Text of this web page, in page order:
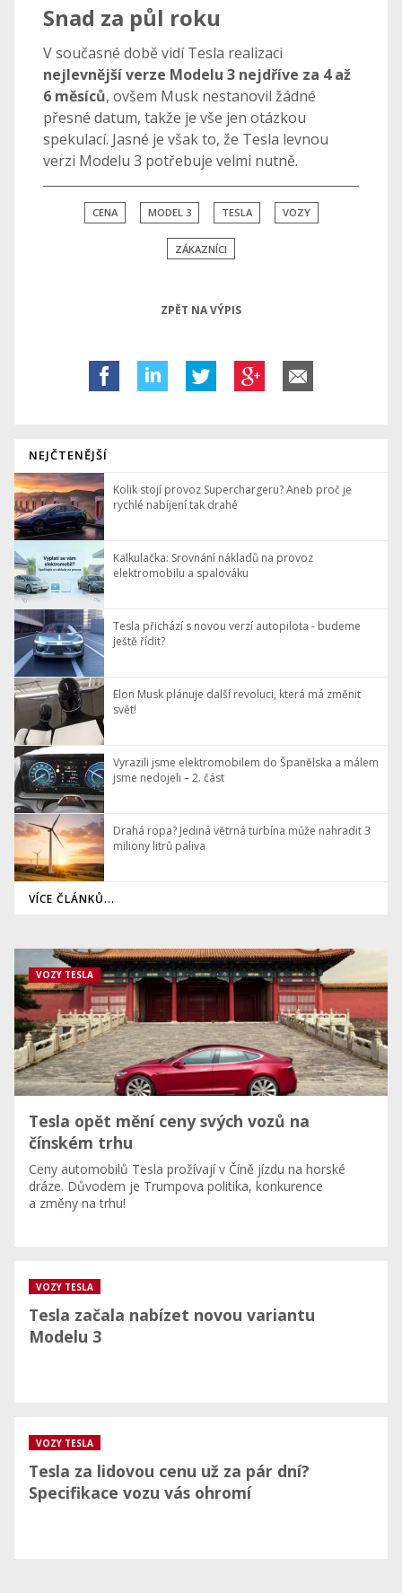
Snad za půl roku
V současné době vidí Tesla realizaci
nejlevnější verze Modelu 3 nejdříve za 4 až
6 měsíců, ovšem Musk nestanovil žádné
přesné datum, takže je vše jen otázkou
spekulací. Jasné je však to, že Tesla levnou
verzi Modelu 3 potřebuje velmi nutně.
CENA MODEL 3 TESLA VOZY
ZÁKAZNÍCI
ZPĚT NA VÝPIS
NEJČTENĚJŠÍ
Kolik stojí provoz Superchargeru? Aneb proč je
rychlé nabíjení tak drahé
Kalkulačka: Srovnání nákladů na provoz
elektromobilu a spalováku
Tesla přichází s novou verzí autopilota - budeme
ještě řídit?
Elon Musk plánuje další revoluci, která má změnit
svět!
Vyrazili jsme elektromobilem do Španělska a málem
jsme nedojeli – 2. část
Drahá ropa? Jediná větrná turbína může nahradit 3
miliony litrů paliva
VÍCE ČLÁNKŮ...
Tesla opět mění ceny svých vozů na
čínském trhu
Ceny automobilů Tesla prožívají v Číně jízdu na horské
dráze. Důvodem je Trumpova politika, konkurence
a změny na trhu!
VOZY TESLA
Tesla začala nabízet novou variantu
Modelu 3
VOZY TESLA
Tesla za lidovou cenu už za pár dní?
Specifikace vozu vás ohromí
VOZY TESLA